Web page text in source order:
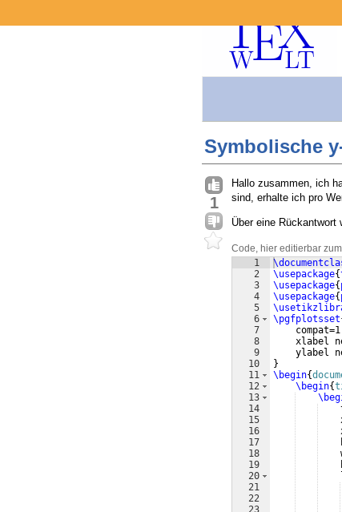
Symbolische
1
Hallo zusammen, ich
sind, erhalte ich pro
Über eine Rückantwort
Code, hier editierbar
1
2
3
4
5
6
7
8
9
10
11
12
13
14
15
16
17
18
19
20
21
22
\usepackage{
\usepackage{
\usepackage{
\pgfplotsset
xlabel
ylabel
}
\begin{
\begin{